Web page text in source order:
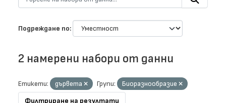
Подреждане по
2 намерени набори от данни
Етикети: дървета Групи:
Биоразнообразие
Филтриране на резултати